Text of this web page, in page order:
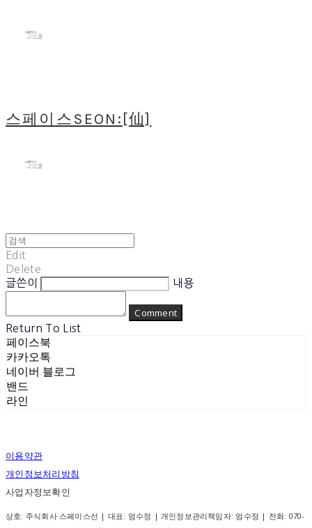
스페이스SEON:[仙]
Edit
Delete
글쓴이
내용
Comment
Return To List
페이스북
카카오톡
네이버 블로그
밴드
라인
이용약관
개인정보처리방침
사업자정보확인
상호: 주식회사 스페이스선 | 대표: 엄수정 | 개인정보관리책임자: 엄수정 | 전화: 070-